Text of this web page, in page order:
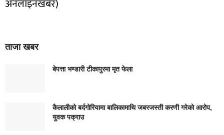
अनलाइनखबर)
ताजा खबर
बेपत्ता भण्डारी टीकापुरमा मृत फेला
कैलालीको बर्दगोरियामा बालिकामाथि जबरजस्ती करणी गरेको आरोप,
युवक पक्राउ